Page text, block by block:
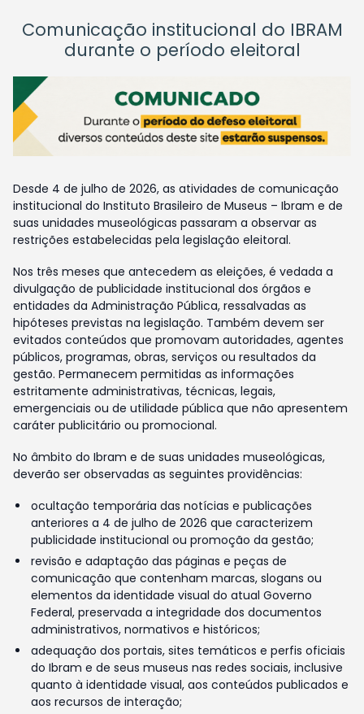
Comunicação institucional do IBRAM
durante o período eleitoral
Desde 4 de julho de 2026, as atividades de comunicação
institucional do Instituto Brasileiro de Museus – Ibram e de
suas unidades museológicas passaram a observar as
restrições estabelecidas pela legislação eleitoral.
Nos três meses que antecedem as eleições, é vedada a
divulgação de publicidade institucional dos órgãos e
entidades da Administração Pública, ressalvadas as
hipóteses previstas na legislação. Também devem ser
evitados conteúdos que promovam autoridades, agentes
públicos, programas, obras, serviços ou resultados da
gestão. Permanecem permitidas as informações
estritamente administrativas, técnicas, legais,
emergenciais ou de utilidade pública que não apresentem
caráter publicitário ou promocional.
No âmbito do Ibram e de suas unidades museológicas,
deverão ser observadas as seguintes providências:
ocultação temporária das notícias e publicações
anteriores a 4 de julho de 2026 que caracterizem
publicidade institucional ou promoção da gestão;
revisão e adaptação das páginas e peças de
comunicação que contenham marcas, slogans ou
elementos da identidade visual do atual Governo
Federal, preservada a integridade dos documentos
administrativos, normativos e históricos;
adequação dos portais, sites temáticos e perfis oficiais
do Ibram e de seus museus nas redes sociais, inclusive
quanto à identidade visual, aos conteúdos publicados e
aos recursos de interação;